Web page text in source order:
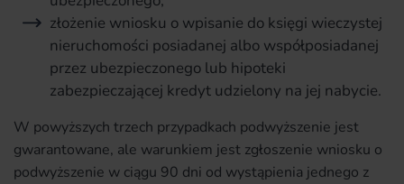
złożenie wniosku o wpisanie do księgi wieczystej
nieruchomości posiadanej albo współposiadanej
przez ubezpieczonego lub hipoteki
zabezpieczającej kredyt udzielony na jej nabycie.
W powyższych trzech przypadkach podwyższenie jest
gwarantowane, ale warunkiem jest zgłoszenie wniosku o
podwyższenie w ciągu 90 dni od wystąpienia jednego z